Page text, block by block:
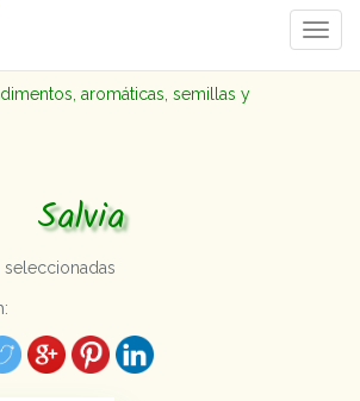
aromáticas, semillas y
Salvia
seleccionadas